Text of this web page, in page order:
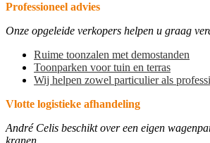
Professioneel advies
Onze opgeleide verkopers helpen u graag
Ruime toonzalen met demostanden
Toonparken voor tuin en terras
Wij helpen zowel particulier als
Vlotte logistieke afhandeling
André Celis beschikt over een eigen